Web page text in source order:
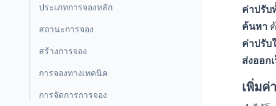
ประเภทการจองหลัก
สถานะการจอง
สร้างการจอง
การจองทางเทคนิค
การจัดการการจอง
ค่าปรับ
ค้นหา
ค่าปรับ
ส่งออก
เพิ่มค่